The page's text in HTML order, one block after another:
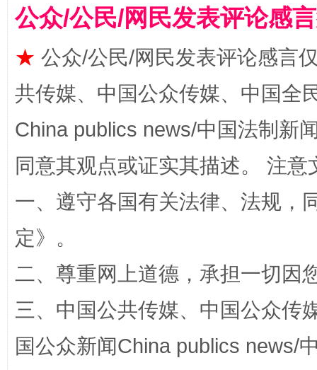
阿坝州三大球赛在茂县开幕 规模
公众/公民/网民发表评论感
★ 公众/公民/网民发表评论感言
共传媒、中国公众传媒、中国全
China publics news/中国法制新
同意其观点或证实其描述。 注
一、遵守各国有关法律、法规，
定》。
二、尊重网上道德，承担一切因
三、中国公共传媒、中国公众传
国公众新闻China publics news/